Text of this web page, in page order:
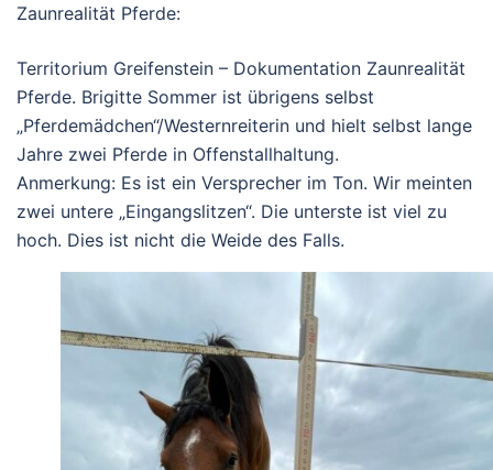
Zaunrealität Pferde:
Territorium Greifenstein – Dokumentation Zaunrealität
Pferde. Brigitte Sommer ist übrigens selbst
„Pferdemädchen“/Westernreiterin und hielt selbst lange
Jahre zwei Pferde in Offenstallhaltung.
Anmerkung: Es ist ein Versprecher im Ton. Wir meinten
zwei untere „Eingangslitzen“. Die unterste ist viel zu
hoch. Dies ist nicht die Weide des Falls.